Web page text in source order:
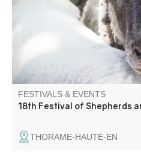
FESTIVALS & EVENTS
18th Festival of Shepherds
THORAME-HAUTE-EN